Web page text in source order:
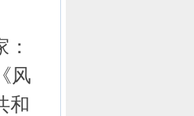
风
和